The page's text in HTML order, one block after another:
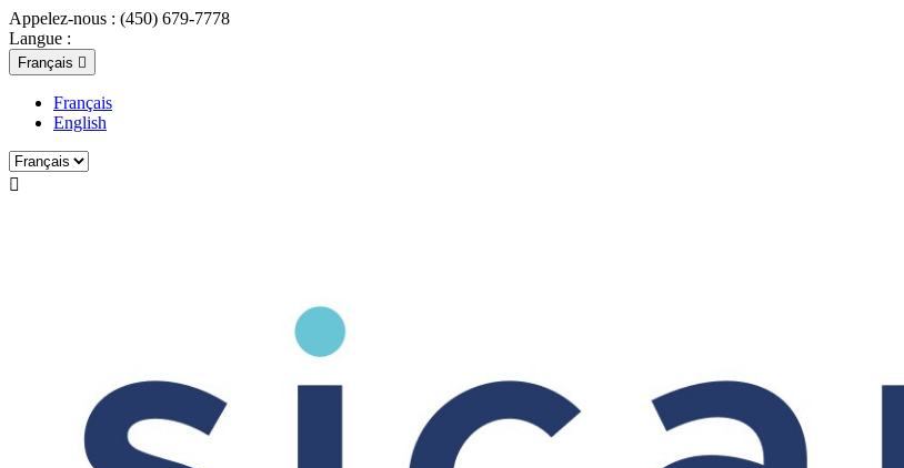
Appelez-nous : (450) 679-7778
Langue :
Français 
Français
English
